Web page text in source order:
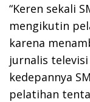
“Keren sekali
mengikutin
karena
jurnalis
kedepannya
pelatihan